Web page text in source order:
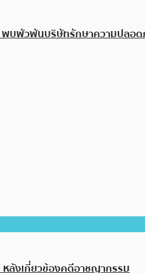
! พบพัวพันบริษัทรักษาความปลอ
หลังเกี่ยวข้องคดีอาชญากรรม